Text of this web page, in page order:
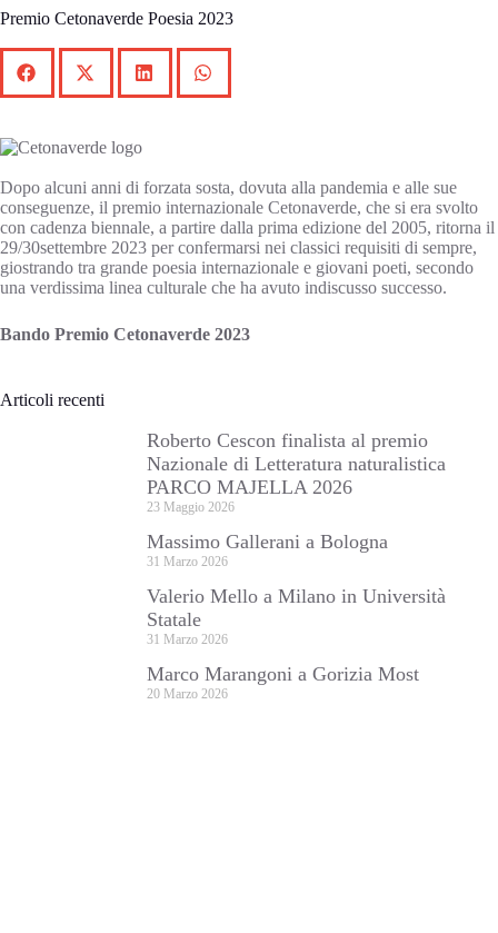
Premio Cetonaverde Poesia 2023
Dopo alcuni anni di forzata sosta, dovuta alla pandemia e alle sue
conseguenze, il premio internazionale Cetonaverde, che si era svolto
con cadenza biennale, a partire dalla prima edizione del 2005, ritorna il
29/30settembre 2023 per confermarsi nei classici requisiti di sempre,
giostrando tra grande poesia internazionale e giovani poeti, secondo
una verdissima linea culturale che ha avuto indiscusso successo.
Bando Premio Cetonaverde 2023
Articoli recenti
Roberto Cescon finalista al premio
Nazionale di Letteratura naturalistica
PARCO MAJELLA 2026
23 Maggio 2026
Massimo Gallerani a Bologna
31 Marzo 2026
Valerio Mello a Milano in Università
Statale
31 Marzo 2026
Marco Marangoni a Gorizia Most
20 Marzo 2026